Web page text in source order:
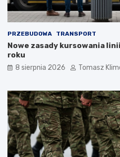
PRZEBUDOWA TRANSPORT
Nowe zasady kursowania
roku
8 sierpnia 2026 Tomasz